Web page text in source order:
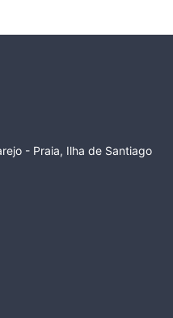
- Praia, Ilha de Santiago